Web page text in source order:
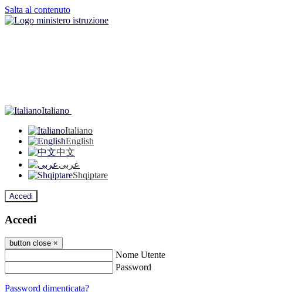
Salta al contenuto
Italiano
Italiano
English
中文
عربى
Shqiptare
Accedi
Accedi
button close ×
Nome Utente
Password
Password dimenticata?